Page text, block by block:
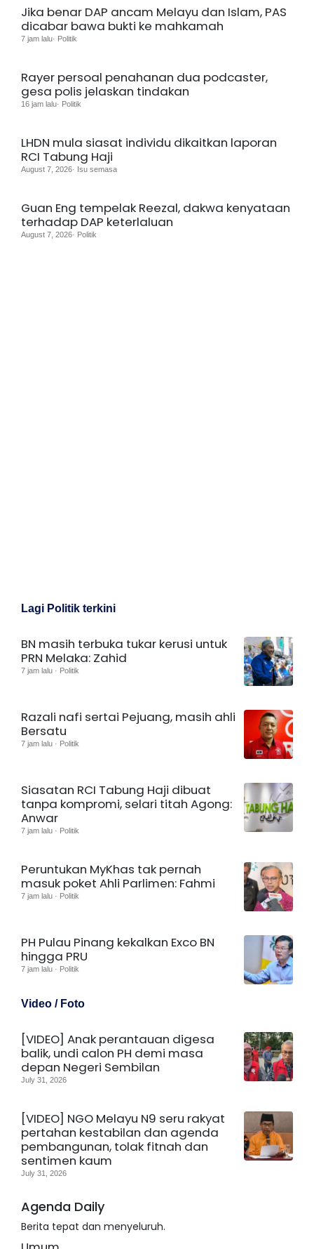
Jika benar DAP ancam Melayu dan Islam, PAS
dicabar bawa bukti ke mahkamah
7 jam lalu· Politik
Rayer persoal penahanan dua podcaster,
gesa polis jelaskan tindakan
16 jam lalu· Politik
LHDN mula siasat individu dikaitkan laporan
RCI Tabung Haji
August 7, 2026· Isu semasa
Guan Eng tempelak Reezal, dakwa kenyataan
terhadap DAP keterlaluan
August 7, 2026· Politik
Lagi Politik terkini
BN masih terbuka tukar kerusi untuk
PRN Melaka: Zahid
7 jam lalu · Politik
Razali nafi sertai Pejuang, masih ahli
Bersatu
7 jam lalu · Politik
Siasatan RCI Tabung Haji dibuat
tanpa kompromi, selari titah Agong:
Anwar
7 jam lalu · Politik
Peruntukan MyKhas tak pernah
masuk poket Ahli Parlimen: Fahmi
7 jam lalu · Politik
PH Pulau Pinang kekalkan Exco BN
hingga PRU
7 jam lalu · Politik
Video / Foto
[VIDEO] Anak perantauan digesa
balik, undi calon PH demi masa
depan Negeri Sembilan
July 31, 2026
[VIDEO] NGO Melayu N9 seru rakyat
pertahan kestabilan dan agenda
pembangunan, tolak fitnah dan
sentimen kaum
July 31, 2026
Agenda Daily
Berita tepat dan menyeluruh.